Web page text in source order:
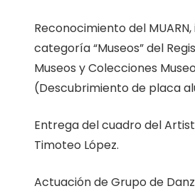
Reconocimiento del
categoría “Museos” del
Museos y Colecciones
(Descubrimiento de placa
Entrega del cuadro del
Timoteo López.
Actuación de Grupo de